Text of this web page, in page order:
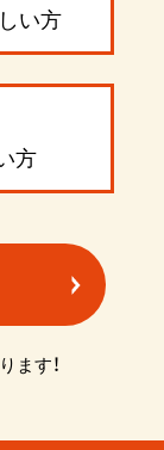
い方
方
ます！